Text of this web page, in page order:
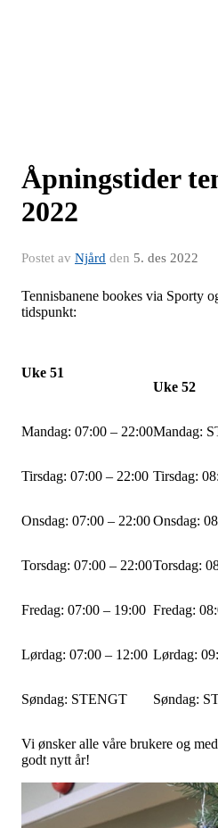
Åpningstider
2022
Postet av Njård den 5. des 2022
Tennisbanene bookes via Sporty
tidspunkt:
Uke 51
Uke 52
Mandag: 07:00 – 22:00Mandag:
Tirsdag: 07:00 – 22:00 Tirsdag:
Onsdag: 07:00 – 22:00Onsdag:
Torsdag: 07:00 – 22:00Torsdag:
Fredag: 07:00 – 19:00 Fredag:
Lørdag: 07:00 – 12:00 Lørdag:
Søndag: STENGT Søndag:
Vi ønsker alle våre brukere og
godt nytt år!